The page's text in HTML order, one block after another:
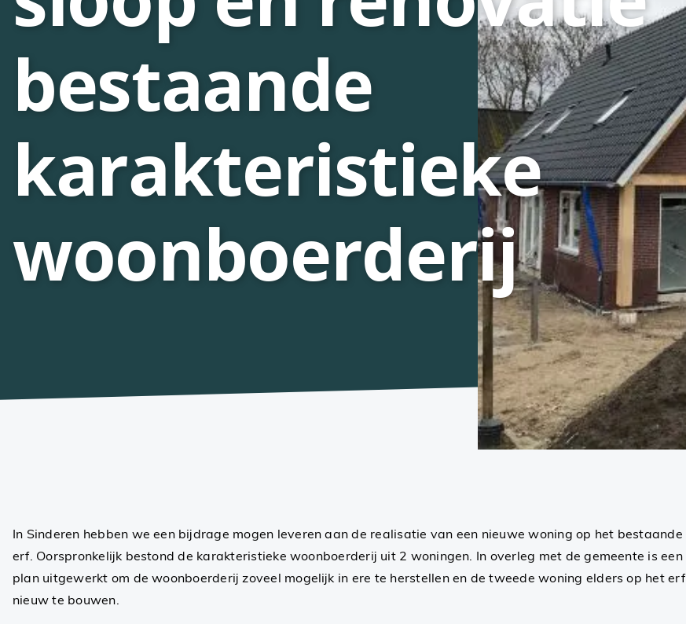
bestaande
karakteristieke
woonboerderij
In Sinderen hebben we een bijdrage mogen leveren aan de realisatie van een nieuwe woning op het bestaande
erf. Oorspronkelijk bestond de karakteristieke woonboerderij uit 2 woningen. In overleg met de gemeente is een
plan uitgewerkt om de woonboerderij zoveel mogelijk in ere te herstellen en de tweede woning elders op het erf
nieuw te bouwen.